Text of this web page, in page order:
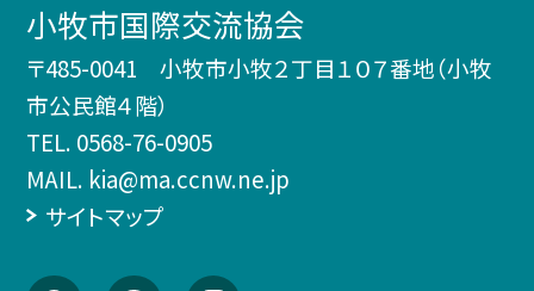
小牧市国際交流協会
〒485-0041 小牧市小牧２丁目１０７番地（小牧
市公民館４階）
TEL. 0568-76-0905
MAIL. kia@ma.ccnw.ne.jp
サイトマップ